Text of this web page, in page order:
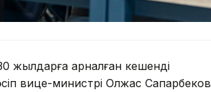
жылдарға арналған кешенді
вице-министрі Олжас Сапарбеков